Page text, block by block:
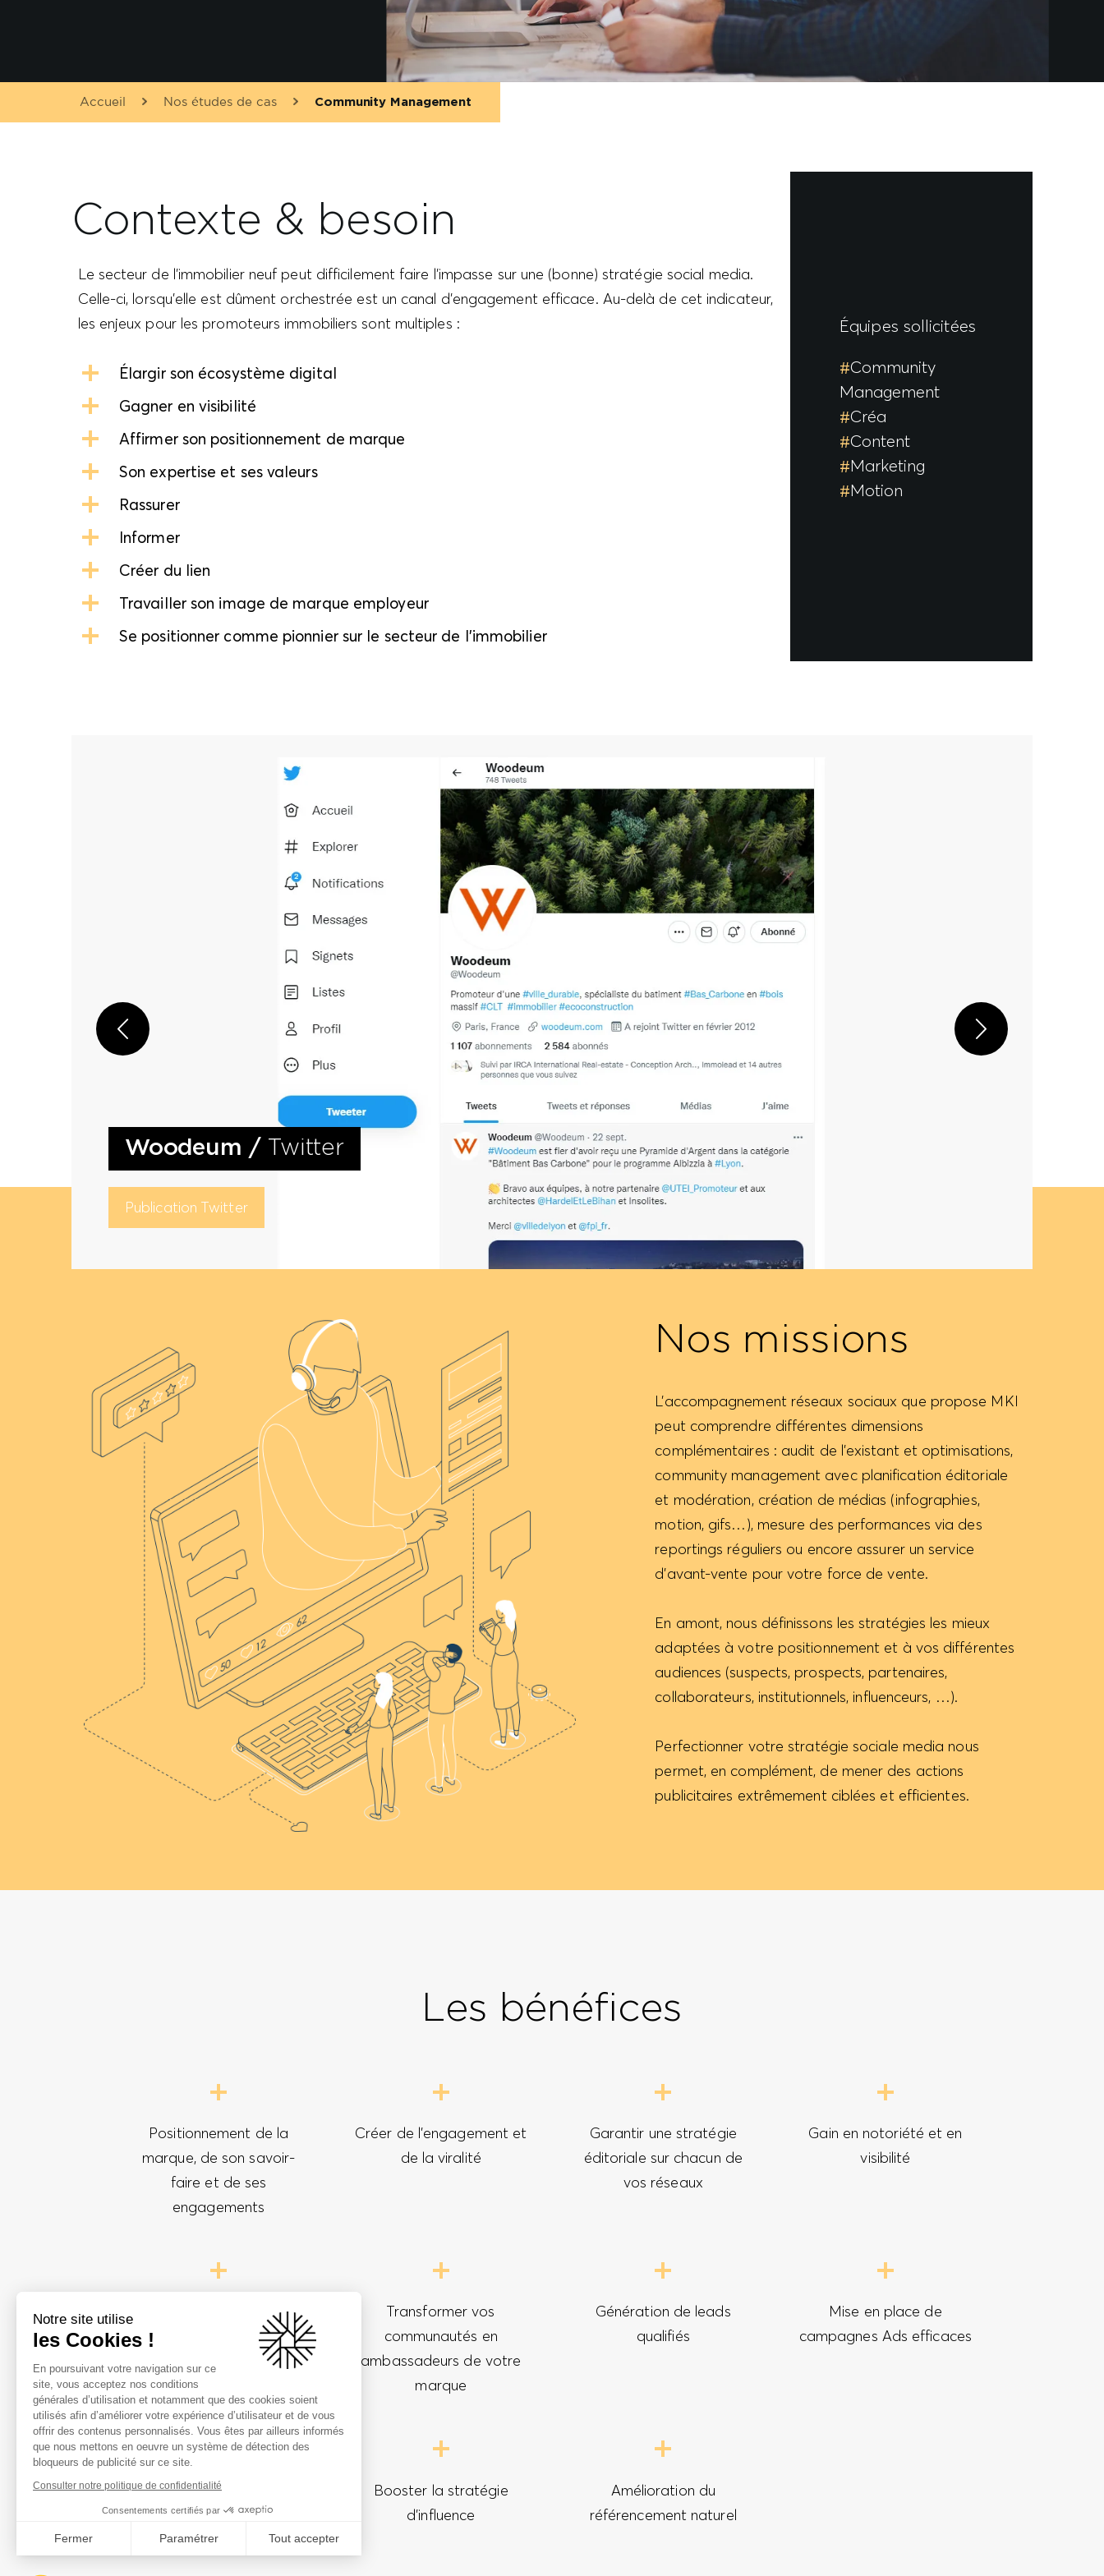
Accueil Nos études de cas Community Management
Contexte & besoin
Le secteur de l’immobilier neuf peut difficilement faire l’impasse sur une (bonne) stratégie social media.
Celle-ci, lorsqu’elle est dûment orchestrée est un canal d’engagement efficace. Au-delà de cet indicateur,
les enjeux pour les promoteurs immobiliers sont multiples :
Élargir son écosystème digital
Gagner en visibilité
Affirmer son positionnement de marque
Son expertise et ses valeurs
Rassurer
Informer
Créer du lien
Travailler son image de marque employeur
Se positionner comme pionnier sur le secteur de l’immobilier
Équipes sollicitées
Community
Management
Créa
Content
Marketing
Motion
Woodeum / Twitter
Publication Twitter
Nos missions
L’accompagnement réseaux sociaux que propose MKI
peut comprendre différentes dimensions
complémentaires : audit de l’existant et optimisations,
community management avec planification éditoriale
et modération, création de médias (infographies,
motion, gifs…), mesure des performances via des
reportings réguliers ou encore assurer un service
d’avant-vente pour votre force de vente.
En amont, nous définissons les stratégies les mieux
adaptées à votre positionnement et à vos différentes
audiences (suspects, prospects, partenaires,
collaborateurs, institutionnels, influenceurs, …).
Perfectionner votre stratégie sociale media nous
permet, en complément, de mener des actions
publicitaires extrêmement ciblées et efficientes.
Les bénéfices
Positionnement de la
marque, de son savoir-
faire et de ses
engagements
Créer de l’engagement et
de la viralité
Garantir une stratégie
éditoriale sur chacun de
vos réseaux
Gain en notoriété et en
visibilité
Réassurance prospects
Transformer vos
communautés en
ambassadeurs de votre
marque
Génération de leads
qualifiés
Mise en place de
campagnes Ads efficaces
Booster la stratégie
d’influence
Amélioration du
référencement naturel
Notre site utilise
les Cookies !
En poursuivant votre navigation sur ce
site, vous acceptez nos conditions
générales d’utilisation et notamment que des cookies soient
utilisés afin d’améliorer votre expérience d’utilisateur et de vous
offrir des contenus personnalisés. Vous êtes par ailleurs informés
que nous mettons en oeuvre un système de détection des
bloqueurs de publicité sur ce site.
Consulter notre politique de confidentialité
Consentements certifiés par
Fermer Paramétrer Tout accepter